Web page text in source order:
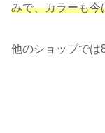
みで、カラーも今
他のショップでは